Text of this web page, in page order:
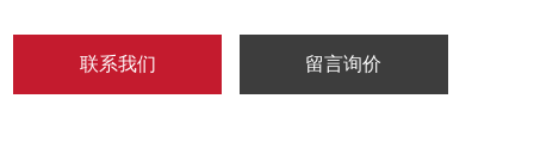
联系我们 留言询价